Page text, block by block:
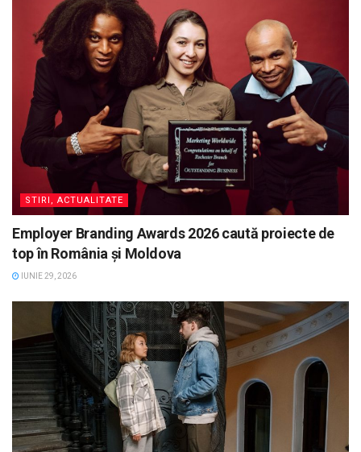
STIRI, ACTUALITATE
Employer Branding Awards 2026 caută proiecte de
top în România și Moldova
IUNIE 29, 2026